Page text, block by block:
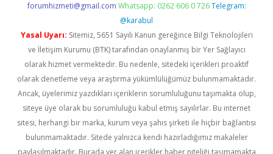
forumhizmeti@gmail.com Whatsapp: 0262 606 0 726 Telegram:
@karabul
Yasal Uyarı: Sitemiz, 5651 Sayılı Kanun gereğince Bilgi Teknolojileri
ve İletişim Kurumu (BTK) tarafından onaylanmış bir Yer Sağlayıcı
olarak hizmet vermektedir. Bu nedenle, sitedeki içerikleri proaktif
olarak denetleme veya araştırma yükümlülüğümüz bulunmamaktadır.
Ancak, üyelerimiz yazdıkları içeriklerin sorumluluğunu taşımakta olup,
siteye üye olarak bu sorumluluğu kabul etmiş sayılırlar. Bu internet
sitesi, herhangi bir marka, kurum veya şahıs şirketi ile hiçbir bağlantısı
bulunmamaktadır. Sitede yalnızca kendi hazırladığımız makaleler
paylaşılmaktadır. Burada yer alan içerikler haber niteliği taşımamakta